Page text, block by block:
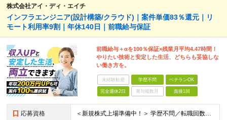
株式会社アイ・ディ・エイチ
インフラエンジニア(設計構築/クラウド)｜案件単価83％還元｜リ
モート利用率9割｜年休140日｜前職給与保証
前職給与＋αを100％保証×残業月平均4.47時間！
やりたい技術と安定した生活、どちらも妥協しな
い働き方を。
未経験歓迎 学歴不問 ベテランOK
完全週休2日 賞与複数月 面接1回
応募資格 ＜新規株式上場準備中！＞ 学歴不問／転職回数不問／第二新卒歓迎／20代～50代と幅広く活躍 ▼必須要件 ・何らかのシステム開発経験をお持ちの方（開発・インフラ不問） ▼歓迎条件 ・AWS/Azur